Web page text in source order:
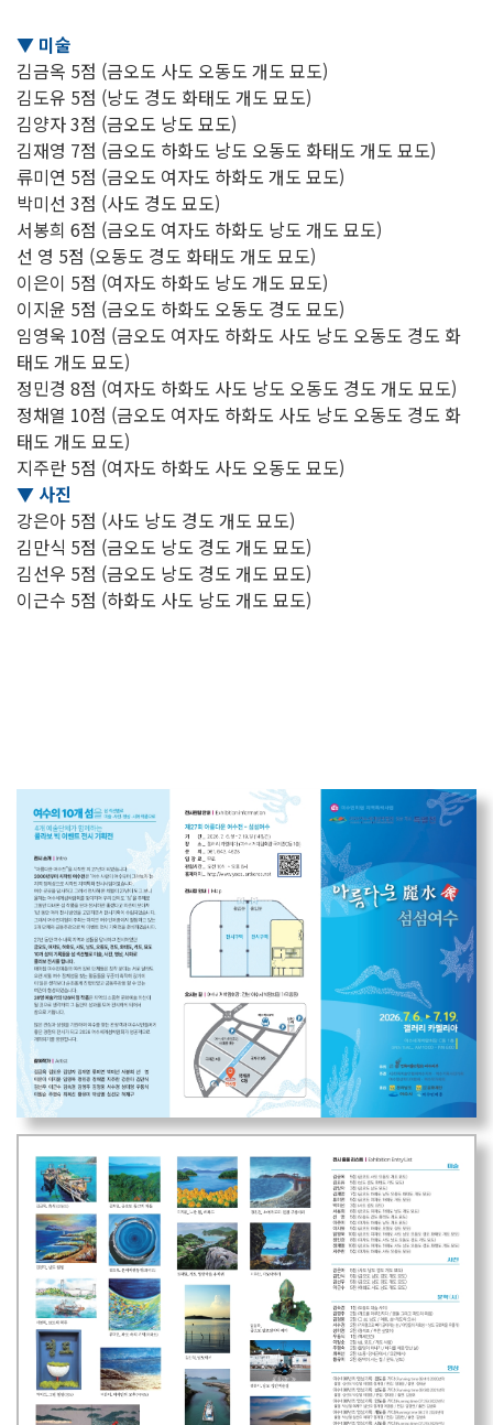
▼ 미술
김금옥 5점 (금오도 사도 오동도 개도 묘도)
김도유 5점 (낭도 경도 화태도 개도 묘도)
김양자 3점 (금오도 낭도 묘도)
김재영 7점 (금오도 하화도 낭도 오동도 화태도 개도 묘도)
류미연 5점 (금오도 여자도 하화도 개도 묘도)
박미선 3점 (사도 경도 묘도)
서봉희 6점 (금오도 여자도 하화도 낭도 개도 묘도)
선 영 5점 (오동도 경도 화태도 개도 묘도)
이은이 5점 (여자도 하화도 낭도 개도 묘도)
이지윤 5점 (금오도 하화도 오동도 경도 묘도)
임영욱 10점 (금오도 여자도 하화도 사도 낭도 오동도 경도 화
태도 개도 묘도)
정민경 8점 (여자도 하화도 사도 낭도 오동도 경도 개도 묘도)
정채열 10점 (금오도 여자도 하화도 사도 낭도 오동도 경도 화
태도 개도 묘도)
지주란 5점 (여자도 하화도 사도 오동도 묘도)
▼ 사진
강은아 5점 (사도 낭도 경도 개도 묘도)
김만식 5점 (금오도 낭도 경도 개도 묘도)
김선우 5점 (금오도 낭도 경도 개도 묘도)
이근수 5점 (하화도 사도 낭도 개도 묘도)